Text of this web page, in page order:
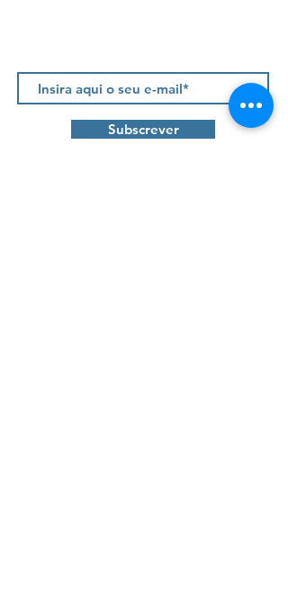
Subscrever